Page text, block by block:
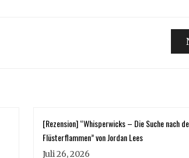
[Rezension] “Whisperwicks – Die Suche nach
Flüsterflammen” von Jordan Lees
Juli 26, 2026